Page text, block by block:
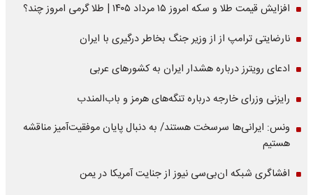
افزایش قیمت طلا و سکه امروز ۱۵ مرداد ۱۴۰۵ | طلا گرمی امروز چند؟
نارضایتی ترامپ از از وزیر جنگ بخاطر درگیری با ایران
ادعای رویترز درباره هشدار ایران به کشورهای عربی
رایزنی وزرای خارجه درباره تنگه‌های هرمز و باب‌المندب
ونس: ایرانی‌ها سرسخت هستند/ به دنبال پایان موفقیت‌آمیز مناقشه
هستیم
افشاگری شبکه ان‌بی‌سی نیوز از جنایت آمریکا در یمن